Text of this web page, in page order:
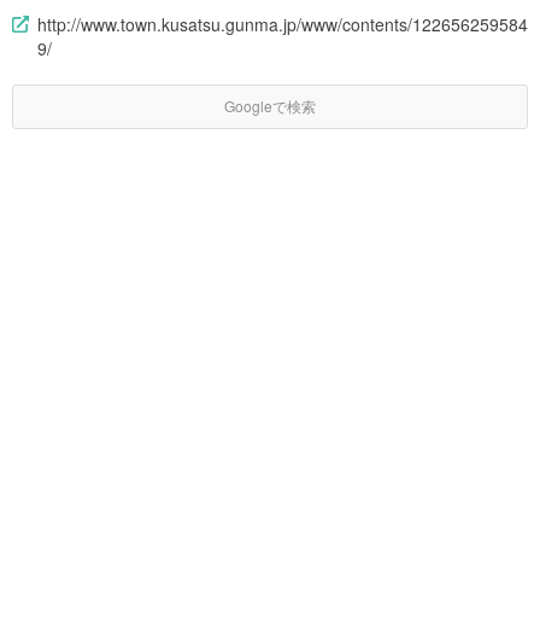
http://www.town.kusatsu.gunma.jp/www/contents/122656259584
9/
Googleで検索